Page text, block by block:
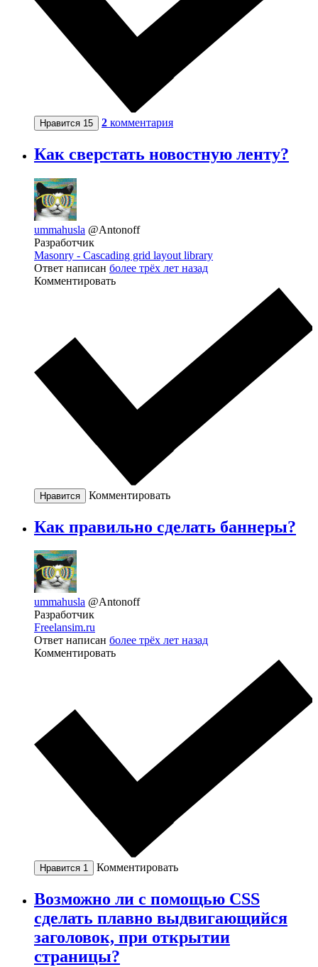
Нравится 15 2 комментария
Как сверстать новостную ленту?
ummahusla @Antonoff
Разработчик
Masonry - Cascading grid layout library
Ответ написан более трёх лет назад
Комментировать
Нравится Комментировать
Как правильно сделать баннеры?
ummahusla @Antonoff
Разработчик
Freelansim.ru
Ответ написан более трёх лет назад
Комментировать
Нравится 1 Комментировать
Возможно ли с помощью CSS
сделать плавно выдвигающийся
заголовок, при открытии
страницы?